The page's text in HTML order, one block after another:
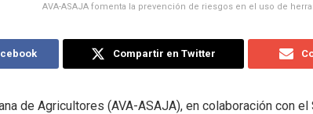
AVA-ASAJA fomenta la prevención de riesgos en el uso de
Compartir en Twitter
de Agricultores (AVA-ASAJA), en colaboración con